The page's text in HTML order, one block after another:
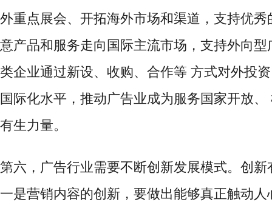
外重点展会、开拓海外市场和渠道，支持优秀
意产品和服务走向国际主流市场，支持外向型
类企业通过新设、收购、合作等 方式对外投
国际化水平，推动广告业成为服务国家开放
有生力量。
第六，广告行业需要不断创新发展模式。创新
一是营销内容的创新，要做出能够真正触动